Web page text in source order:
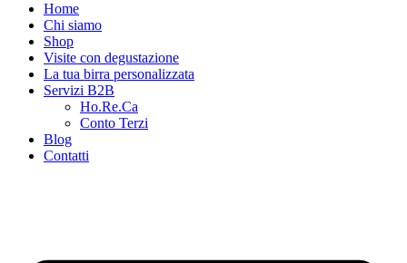
Home
Chi siamo
Shop
Visite con degustazione
La tua birra personalizzata
Servizi B2B
Ho.Re.Ca
Conto Terzi
Blog
Contatti